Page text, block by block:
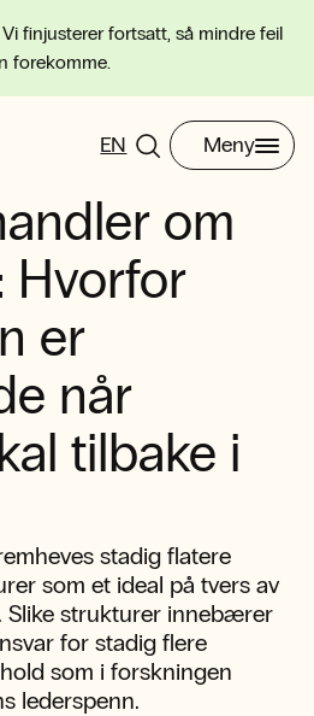
finjusterer fortsatt, så mindre feil
forekomme.
EN Meny
om
Hvorfor
er
når
tilbake i
stadig flatere
som et ideal på tvers av
Slike strukturer innebærer
for stadig flere
som i forskningen
lederspenn.